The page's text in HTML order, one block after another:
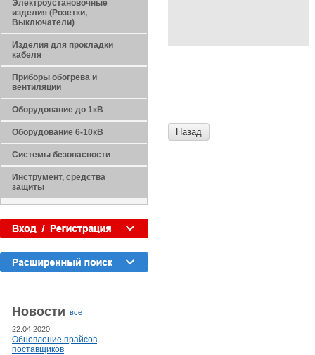
Назад
Электроустановочные
изделия (Розетки,
Выключатели)
Изделия для прокладки
кабеля
Приборы обогрева и
вентиляции
Оборудование до 1кВ
Оборудование 6-10кВ
Системы безопасности
Инструмент, средства
защиты
Новости все
22.04.2020
Обновление прайсов
поставщиков